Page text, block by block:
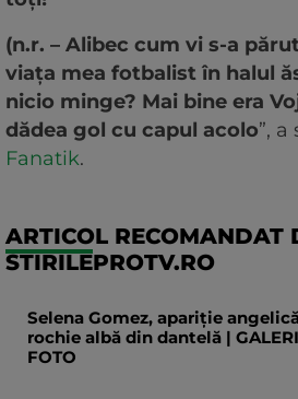
(n.r. – Alibec cum vi s-a
viața mea fotbalist în halul
nicio minge? Mai bine era
dădea gol cu capul acolo”,
Fanatik.
ARTICOL RECOMANDAT
STIRILEPROTV.RO
Selena Gomez, apariție
rochie albă din dantelă |
FOTO